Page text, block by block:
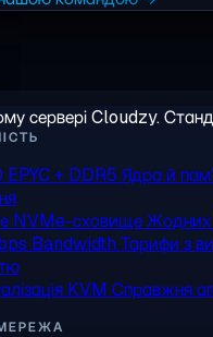
сервері Cloudzy.
+ DDR5 Ядра й
NVMe-сховищеЖодних
Bandwidth Тарифи з
KVM Справжня